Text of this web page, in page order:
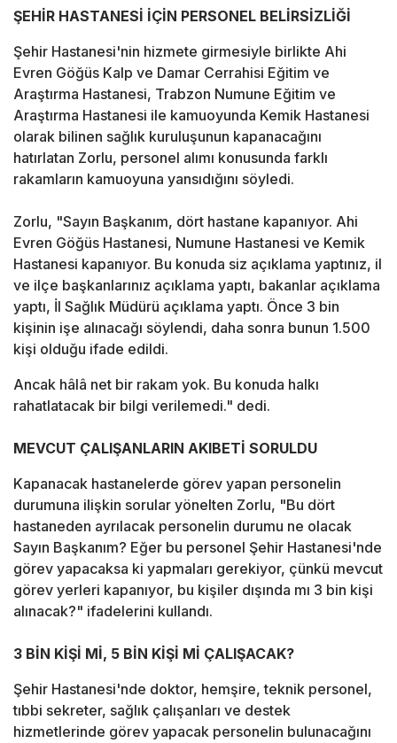
ŞEHİR HASTANESİ İÇİN PERSONEL BELİRSİZLİĞİ
Şehir Hastanesi'nin hizmete girmesiyle birlikte Ahi
Evren Göğüs Kalp ve Damar Cerrahisi Eğitim ve
Araştırma Hastanesi, Trabzon Numune Eğitim ve
Araştırma Hastanesi ile kamuoyunda Kemik Hastanesi
olarak bilinen sağlık kuruluşunun kapanacağını
hatırlatan Zorlu, personel alımı konusunda farklı
rakamların kamuoyuna yansıdığını söyledi.
Zorlu, "Sayın Başkanım, dört hastane kapanıyor. Ahi
Evren Göğüs Hastanesi, Numune Hastanesi ve Kemik
Hastanesi kapanıyor. Bu konuda siz açıklama yaptınız, il
ve ilçe başkanlarınız açıklama yaptı, bakanlar açıklama
yaptı, İl Sağlık Müdürü açıklama yaptı. Önce 3 bin
kişinin işe alınacağı söylendi, daha sonra bunun 1.500
kişi olduğu ifade edildi.
Ancak hâlâ net bir rakam yok. Bu konuda halkı
rahatlatacak bir bilgi verilemedi." dedi.
MEVCUT ÇALIŞANLARIN AKIBETİ SORULDU
Kapanacak hastanelerde görev yapan personelin
durumuna ilişkin sorular yönelten Zorlu, "Bu dört
hastaneden ayrılacak personelin durumu ne olacak
Sayın Başkanım? Eğer bu personel Şehir Hastanesi'nde
görev yapacaksa ki yapmaları gerekiyor, çünkü mevcut
görev yerleri kapanıyor, bu kişiler dışında mı 3 bin kişi
alınacak?" ifadelerini kullandı.
3 BİN KİŞİ Mİ, 5 BİN KİŞİ Mİ ÇALIŞACAK?
Şehir Hastanesi'nde doktor, hemşire, teknik personel,
tıbbi sekreter, sağlık çalışanları ve destek
hizmetlerinde görev yapacak personelin bulunacağını